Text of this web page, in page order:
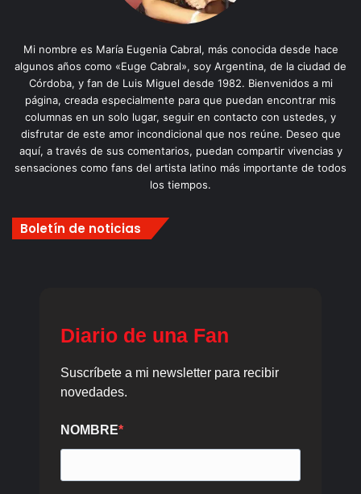
Mi nombre es María Eugenia Cabral, más conocida desde hace
algunos años como «Euge Cabral», soy Argentina, de la ciudad de
Córdoba, y fan de Luis Miguel desde 1982. Bienvenidos a mi
página, creada especialmente para que puedan encontrar mis
columnas en un solo lugar, seguir en contacto con ustedes, y
disfrutar de este amor incondicional que nos reúne. Deseo que
aquí, a través de sus comentarios, puedan compartir vivencias y
sensaciones como fans del artista latino más importante de todos
los tiempos.
Boletín de noticias